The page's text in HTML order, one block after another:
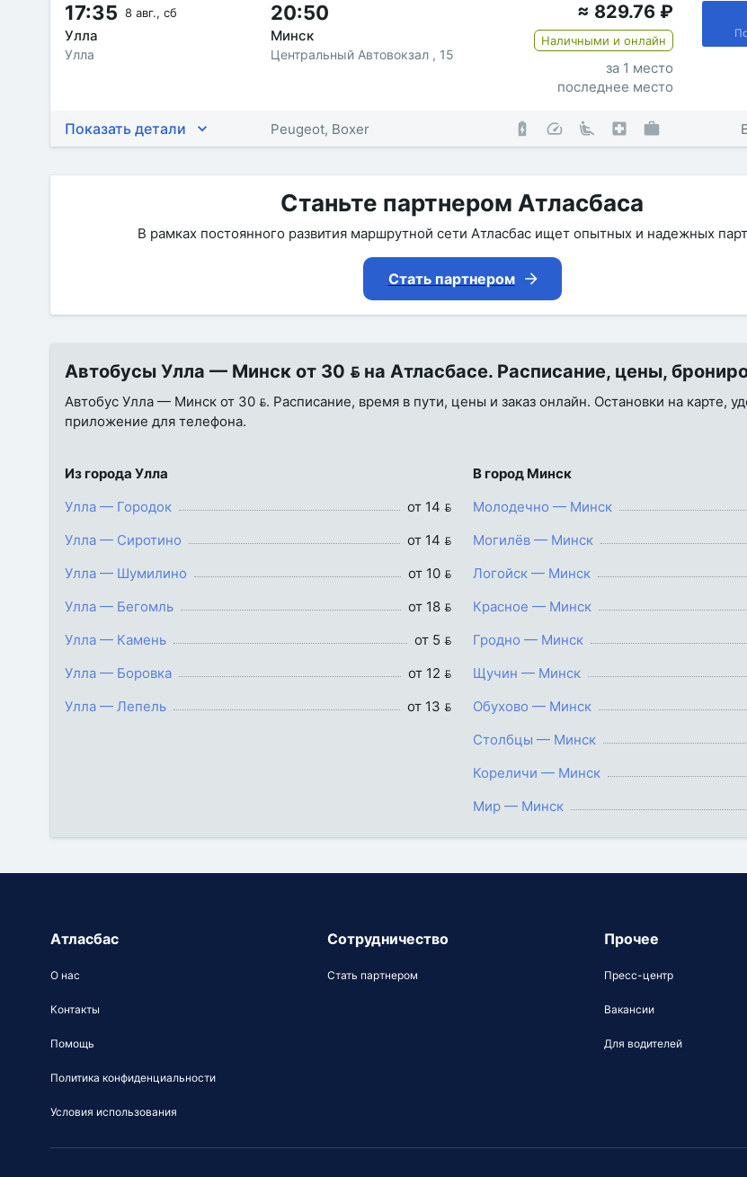
17:35 8 авг., сб
Улла
Улла
20:50
Минск
Центральный Автовокзал , 15
≈ 829.76 ₽
Наличными и онлайн
за 1 место
последнее место
Показать детали Peugeot, Boxer
Станьте партнером Атласбаса
В рамках постоянного развития маршрутной сети Атласбас ищет опытных и надежных
Стать партнером
Автобусы Улла — Минск от 30  на Атласбасе. Расписание, цены,
Автобус Улла — Минск от 30 . Расписание, время в пути, цены и заказ онлайн. Остановки на карте,
приложение для телефона.
Из города Улла
Улла — Городок
от 14 
Улла — Сиротино
от 14 
Улла — Шумилино
от 10 
Улла — Бегомль
от 18 
Улла — Камень
от 5 
Улла — Боровка
от 12 
Улла — Лепель
от 13 
В город Минск
Молодечно — Минск
Могилёв — Минск
Логойск — Минск
Красное — Минск
Гродно — Минск
Щучин — Минск
Обухово — Минск
Столбцы — Минск
Кореличи — Минск
Мир — Минск
Атласбас
О нас
Контакты
Помощь
Политика конфиденциальности
Условия использования
Сотрудничество
Стать партнером
Прочее
Пресс-центр
Вакансии
Для водителей